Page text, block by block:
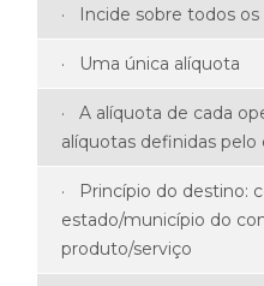
· Incide sobre todos os
· Uma única alíquota
· A alíquota de cada
alíquotas definidas
· Princípio do destino:
estado/município do
produto/serviço